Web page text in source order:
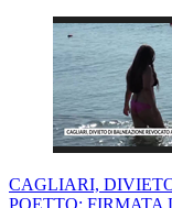
CAGLIARI,